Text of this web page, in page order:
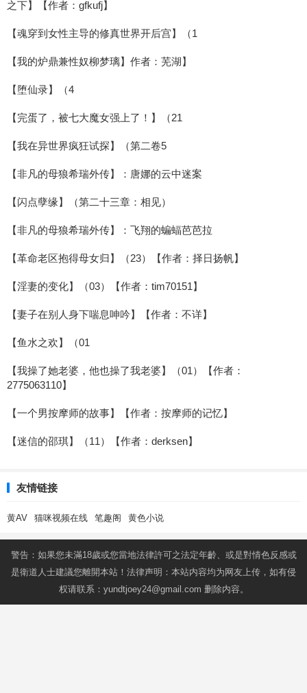
之下】【作者：gfkufj】
【魂穿到女性主导的修真世界开后宫】（1
【我的炉鼎兼性奴柳梦璃】作者：芜湖】
【堕仙录】（4
【完蛋了，被七大魔女强上了！】（21
【我在异世界疯狂试探】（第二卷5
【非凡的母狼希瑞外传】：唐娜的云中迷案
【闪点孽缘】（第二十三章：相见）
【非凡的母狼希瑞外传】：飞翔的蝙蝠芭芭拉
【革命老区抱得母女归】（23）【作者：择日扬帆】
【淫妻的变化】（03）【作者：tim70151】
【妻子在别人身下喘息呻吟】【作者：不详】
【鱼水之欢】（01
【我操了她老婆，他也操了我老婆】（01）【作者：
2775063110】
【一个男按摩师的故事】【作者：按摩师的记忆】
【迷信的邵琪】（11）【作者：derksen】
友情链接
黄AV 猫咪视频在线 笔趣阁 黄色小说
警告：如果您未滿18歲或您當地法律許可之法定年齡、或是對情色反感或
是衛道人士建議您離開本站！法律声明：本站内容均为网友上传，如有侵
权请联系： yundtjoey24@gmail.com 删除内容。